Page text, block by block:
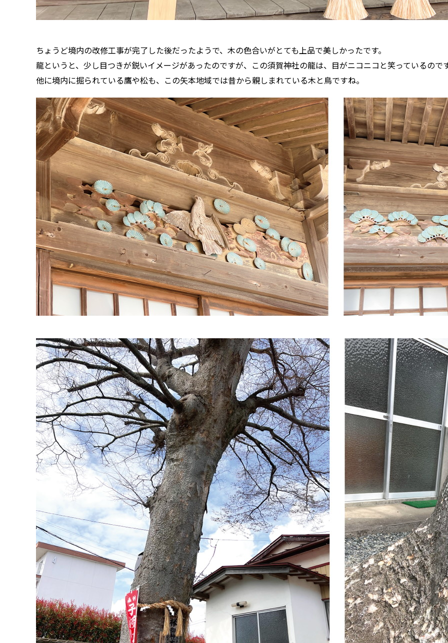
ちょうど境内の改修工事が完了した後だったようで、木の色合いがとても上品で美しかったです。
龍というと、少し目つきが鋭いイメージがあったのですが、この須賀神社の龍は、目がニコニコと笑っているので
他に境内に掘られている鷹や松も、この矢本地域では昔から親しまれている木と鳥ですね。